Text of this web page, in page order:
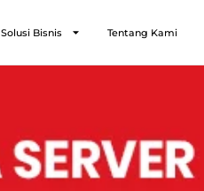
Solusi Bisnis Tentang Kami